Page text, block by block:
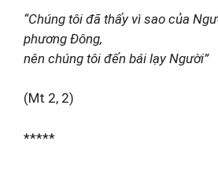
“Chúng tôi đã thấy vì sao của
phương Đông,
nên chúng tôi đến bái lạy Người”
(Mt 2, 2)
*****